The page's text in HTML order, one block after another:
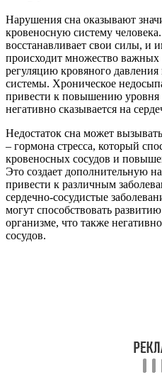
Нарушения сна оказывают
кровеносную систему
восстанавливает свои силы, и
происходит множество важных
регуляцию кровяного давления
системы. Хроническое
привести к повышению уровня
негативно сказывается на
Недостаток сна может
– гормона стресса, который
кровеносных сосудов и
Это создает дополнительную
привести к различным
сердечно-сосудистые
могут способствовать
организме, что также
сосудов.